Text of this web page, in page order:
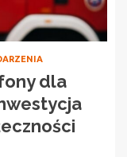
dla